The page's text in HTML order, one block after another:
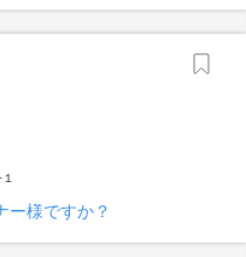
ー様ですか？